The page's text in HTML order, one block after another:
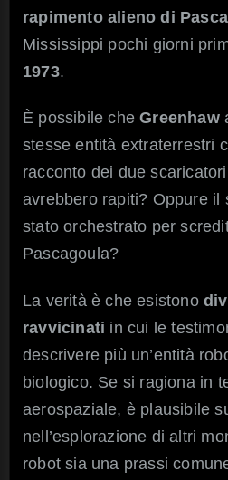
rapimento alieno di
Mississippi pochi giorni
1973.
È possibile cheGreenhaw
stesse entità extraterrestri
racconto dei due
avrebbero rapiti? Oppure il
stato orchestrato per
Pascagoula?
La verità è che esistono
ravvicinati in cui le
descrivere più un’entità
biologico. Se si ragiona in
aerospaziale, è plausibile
nell’esplorazione di altri
robot sia una prassi